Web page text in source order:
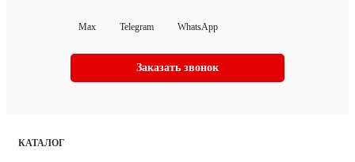
Max Telegram WhatsApp
Заказать звонок
КАТАЛОГ